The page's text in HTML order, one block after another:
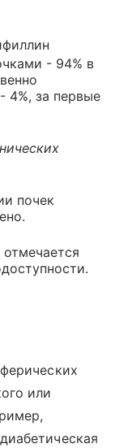
- 94% в
4%, за первые
почек
или